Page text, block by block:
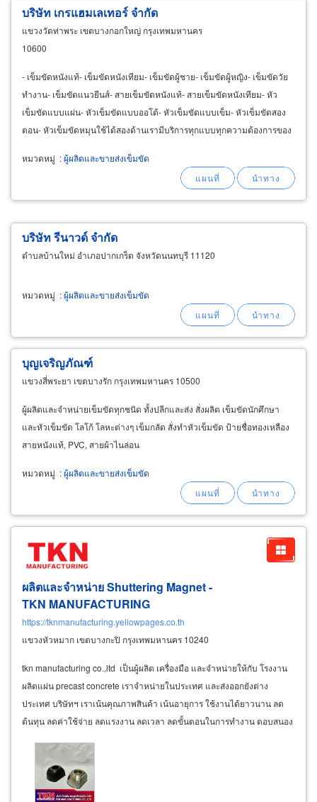
บริษัท เกรแฮมเลเทอร์ จำกัด
แขวงวัดท่าพระ เขตบางกอกใหญ่ กรุงเทพมหานคร
10600
- เข็มขัดหนังแท้- เข็มขัดหนังเทียม- เข็มขัดผู้ชาย- เข็มขัดผู้หญิง- เข็มขัดวัย
ทำงาน- เข็มขัดแนวยีนส์- สายเข็มขัดหนังแท้- สายเข็มขัดหนังเทียม- หัว
เข็มขัดแบบแผ่น- หัวเข็มขัดแบบออโต้- หัวเข็มขัดแบบเข็ม- หัวเข็มขัดสอง
ตอน- หัวเข็มขัดหมุนใช้ได้สองด้านเรามีบริการทุกแบบทุกความต้องการของ
หมวดหมู่ :ผู้ผลิตและขายส่งเข็มขัด
บริษัท รีนาวด์ จำกัด
ตำบลบ้านใหม่ อำเภอปากเกร็ด จังหวัดนนทบุรี 11120
หมวดหมู่ :ผู้ผลิตและขายส่งเข็มขัด
บุญเจริญภัณฑ์
แขวงสี่พระยา เขตบางรัก กรุงเทพมหานคร 10500
ผู้ผลิตและจำหน่ายเข็มขัดทุกชนิด ทั้งปลีกและส่ง สั่งผลิต เข็มขัดนักศึกษา
และหัวเข็มขัด โลโก้ โลหะต่างๆ เข็มกลัด สั่งทำหัวเข็มขัด ป้ายชื่อทองเหลือง
สายหนังแท้, PVC, สายผ้าไนล่อน
หมวดหมู่ :ผู้ผลิตและขายส่งเข็มขัด
ผลิตและจำหน่าย Shuttering Magnet -
TKN MANUFACTURING
https://tknmanufacturing.yellowpages.co.th
แขวงหัวหมาก เขตบางกะปิ กรุงเทพมหานคร 10240
tkn manufacturing co.,ltd เป็นผู้ผลิต เครื่องมือ และจำหน่ายให้กับ โรงงาน
ผลิตแผ่น precast concrete เราจำหน่ายในประเทศ และส่งออกยังต่าง
ประเทศ บริษัทฯ เราเน้นคุณภาพสินค้า เน้นอายุการ ใช้งานได้ยาวนาน ลด
ต้นทุน ลดค่าใช้จ่าย ลดแรงงาน ลดเวลา ลดขั้นตอนในการทำงาน ตอบสนอง